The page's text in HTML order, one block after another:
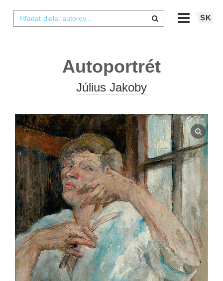
SK
Autoportrét
Július Jakoby